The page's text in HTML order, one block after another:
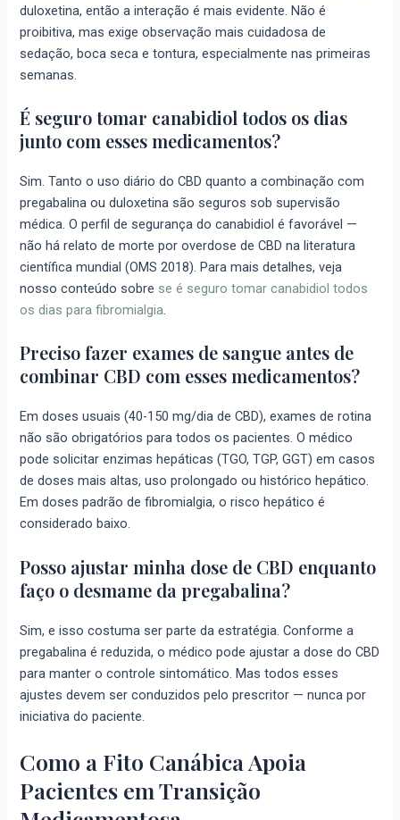
duloxetina, então a interação é mais evidente. Não é
proibitiva, mas exige observação mais cuidadosa de
sedação, boca seca e tontura, especialmente nas primeiras
semanas.
É seguro tomar canabidiol todos os dias
junto com esses medicamentos?
Sim. Tanto o uso diário do CBD quanto a combinação com
pregabalina ou duloxetina são seguros sob supervisão
médica. O perfil de segurança do canabidiol é favorável —
não há relato de morte por overdose de CBD na literatura
científica mundial (OMS 2018). Para mais detalhes, veja
nosso conteúdo sobre se é seguro tomar canabidiol todos
os dias para fibromialgia.
Preciso fazer exames de sangue antes de
combinar CBD com esses medicamentos?
Em doses usuais (40-150 mg/dia de CBD), exames de rotina
não são obrigatórios para todos os pacientes. O médico
pode solicitar enzimas hepáticas (TGO, TGP, GGT) em casos
de doses mais altas, uso prolongado ou histórico hepático.
Em doses padrão de fibromialgia, o risco hepático é
considerado baixo.
Posso ajustar minha dose de CBD enquanto
faço o desmame da pregabalina?
Sim, e isso costuma ser parte da estratégia. Conforme a
pregabalina é reduzida, o médico pode ajustar a dose do CBD
para manter o controle sintomático. Mas todos esses
ajustes devem ser conduzidos pelo prescritor — nunca por
iniciativa do paciente.
Como a Fito Canábica Apoia
Pacientes em Transição